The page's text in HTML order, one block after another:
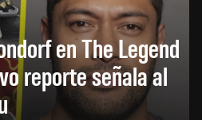
en The Legend
reporte señala al